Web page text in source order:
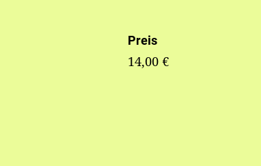
Preis
14,00 €